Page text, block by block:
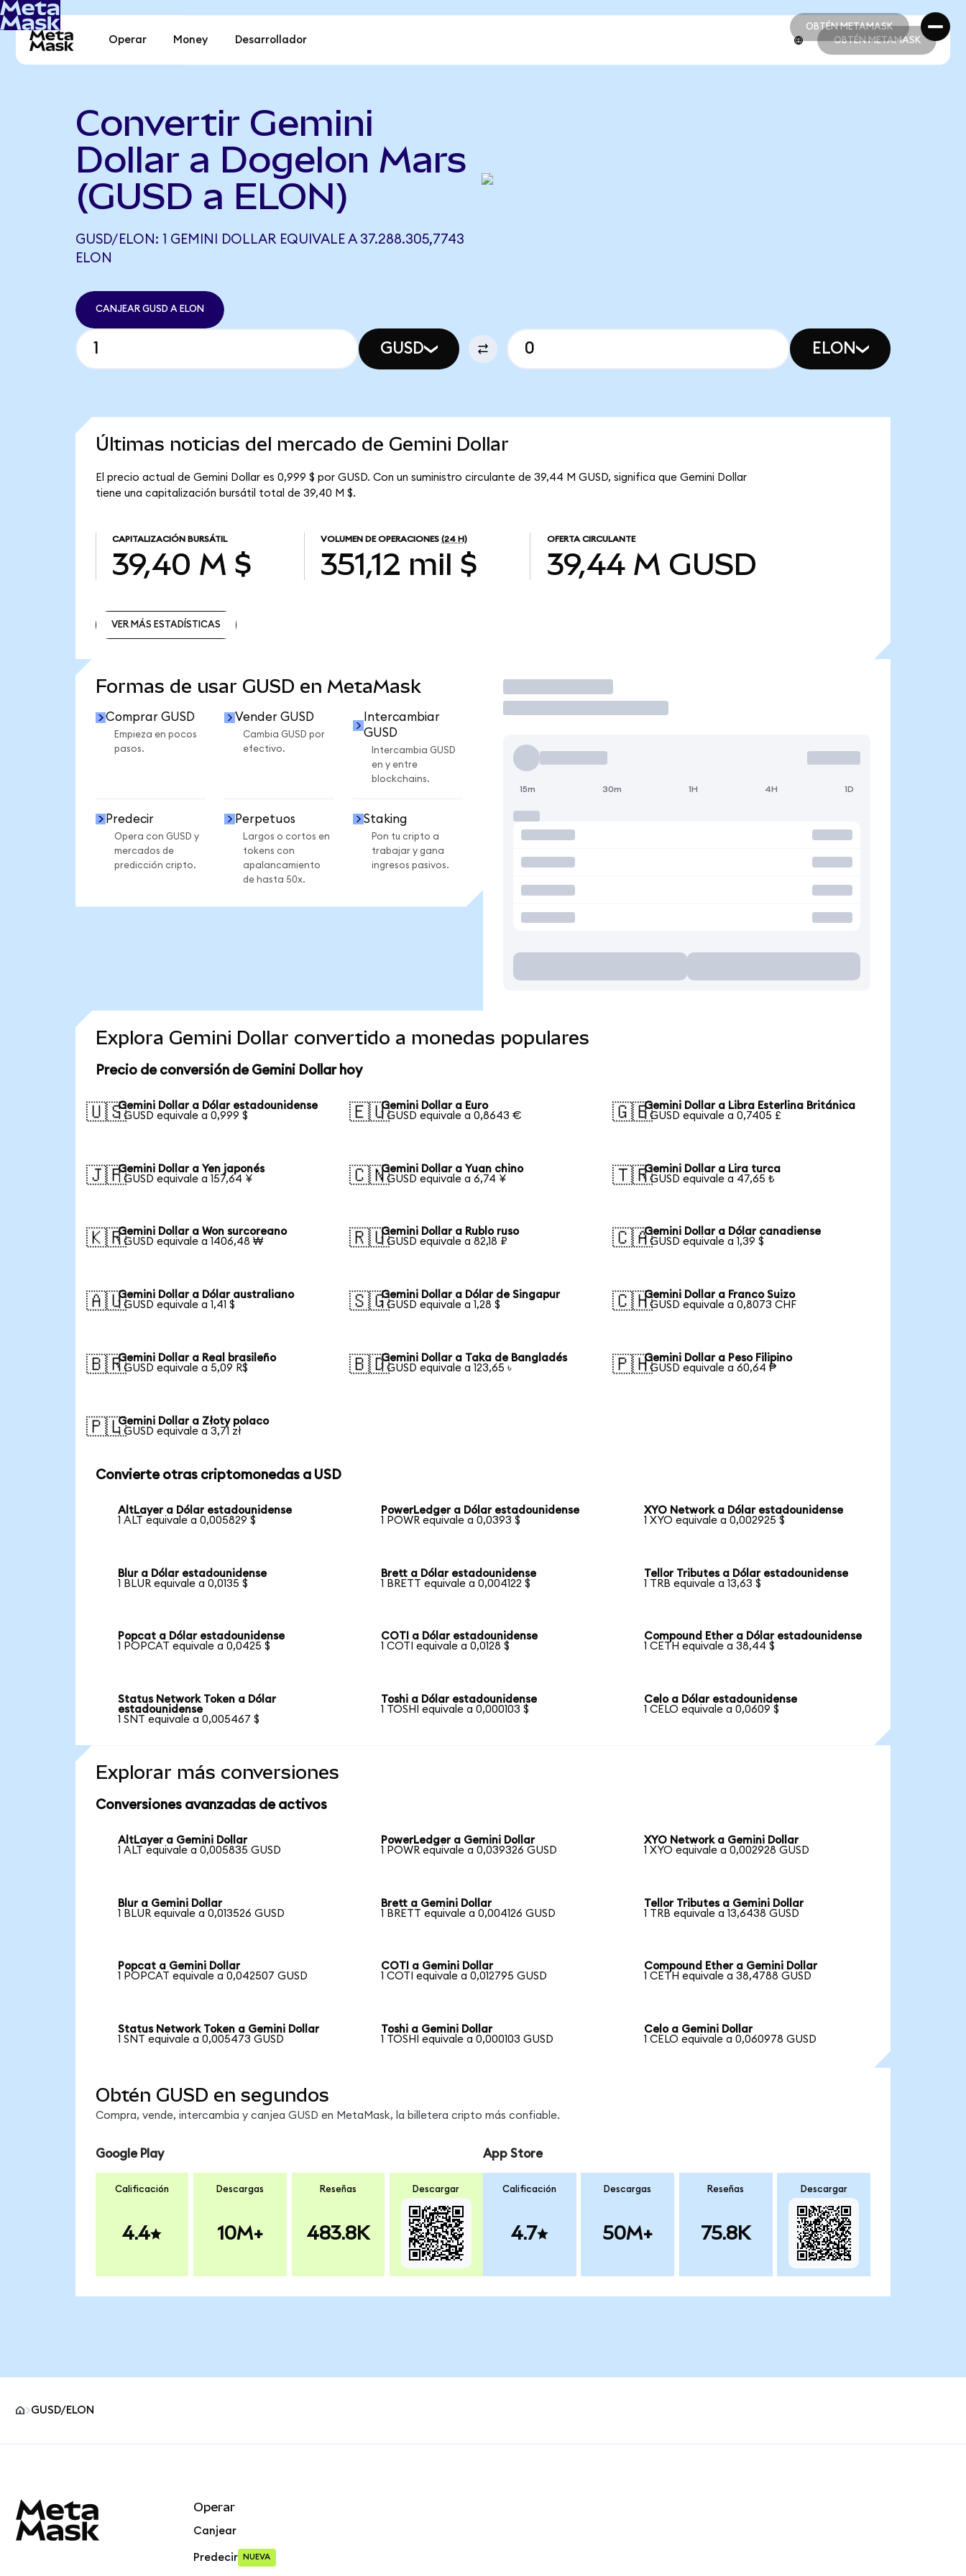
OBTÉN METAMASK
OBTÉN METAMASK
Operar Money Desarrollador OBTÉN METAMASK
Convertir Gemini
Dollar a Dogelon Mars
(GUSD a ELON)
GUSD/ELON: 1 GEMINI DOLLAR EQUIVALE A 37.288.305,7743
ELON
CANJEAR GUSD A ELON
GUSD ELON
Últimas noticias del mercado de Gemini Dollar
El precio actual de Gemini Dollar es 0,999 $ por GUSD. Con un suministro circulante de 39,44 M GUSD, significa que Gemini Dollar
tiene una capitalización bursátil total de 39,40 M $.
CAPITALIZACIÓN BURSÁTIL
39,40 M $
VOLUMEN DE OPERACIONES (24 H)
351,12 mil $
OFERTA CIRCULANTE
39,44 M GUSD
VER MÁS ESTADÍSTICAS
Formas de usar GUSD en MetaMask
Comprar GUSD
Empieza en pocos
pasos.
Vender GUSD
Cambia GUSD por
efectivo.
Intercambiar
GUSD
Intercambia GUSD
en y entre
blockchains.
Predecir
Opera con GUSD y
mercados de
predicción cripto.
Perpetuos
Largos o cortos en
tokens con
apalancamiento
de hasta 50x.
Staking
Pon tu cripto a
trabajar y gana
ingresos pasivos.
Operar
15m 30m 1H 4H 1D
Explora Gemini Dollar convertido a monedas populares
Precio de conversión de Gemini Dollar hoy
🇺🇸Gemini Dollar a Dólar estadounidense
1 GUSD equivale a 0,999 $
🇪🇺Gemini Dollar a Euro
1 GUSD equivale a 0,8643 €
🇬🇧Gemini Dollar a Libra Esterlina Británica
1 GUSD equivale a 0,7405 £
🇯🇵Gemini Dollar a Yen japonés
1 GUSD equivale a 157,64 ¥
🇨🇳Gemini Dollar a Yuan chino
1 GUSD equivale a 6,74 ¥
🇹🇷Gemini Dollar a Lira turca
1 GUSD equivale a 47,65 ₺
🇰🇷Gemini Dollar a Won surcoreano
1 GUSD equivale a 1406,48 ₩
🇷🇺Gemini Dollar a Rublo ruso
1 GUSD equivale a 82,18 ₽
🇨🇦Gemini Dollar a Dólar canadiense
1 GUSD equivale a 1,39 $
🇦🇺Gemini Dollar a Dólar australiano
1 GUSD equivale a 1,41 $
🇸🇬Gemini Dollar a Dólar de Singapur
1 GUSD equivale a 1,28 $
🇨🇭Gemini Dollar a Franco Suizo
1 GUSD equivale a 0,8073 CHF
🇧🇷Gemini Dollar a Real brasileño
1 GUSD equivale a 5,09 R$
🇧🇩Gemini Dollar a Taka de Bangladés
1 GUSD equivale a 123,65 ৳
🇵🇭Gemini Dollar a Peso Filipino
1 GUSD equivale a 60,64 ₱
🇵🇱Gemini Dollar a Złoty polaco
1 GUSD equivale a 3,71 zł
Convierte otras criptomonedas a USD
AltLayer a Dólar estadounidense
1 ALT equivale a 0,005829 $
PowerLedger a Dólar estadounidense
1 POWR equivale a 0,0393 $
XYO Network a Dólar estadounidense
1 XYO equivale a 0,002925 $
Blur a Dólar estadounidense
1 BLUR equivale a 0,0135 $
Brett a Dólar estadounidense
1 BRETT equivale a 0,004122 $
Tellor Tributes a Dólar estadounidense
1 TRB equivale a 13,63 $
Popcat a Dólar estadounidense
1 POPCAT equivale a 0,0425 $
COTI a Dólar estadounidense
1 COTI equivale a 0,0128 $
Compound Ether a Dólar estadounidense
1 CETH equivale a 38,44 $
Status Network Token a Dólar
estadounidense
1 SNT equivale a 0,005467 $
Toshi a Dólar estadounidense
1 TOSHI equivale a 0,000103 $
Celo a Dólar estadounidense
1 CELO equivale a 0,0609 $
Explorar más conversiones
Conversiones avanzadas de activos
AltLayer a Gemini Dollar
1 ALT equivale a 0,005835 GUSD
PowerLedger a Gemini Dollar
1 POWR equivale a 0,039326 GUSD
XYO Network a Gemini Dollar
1 XYO equivale a 0,002928 GUSD
Blur a Gemini Dollar
1 BLUR equivale a 0,013526 GUSD
Brett a Gemini Dollar
1 BRETT equivale a 0,004126 GUSD
Tellor Tributes a Gemini Dollar
1 TRB equivale a 13,6438 GUSD
Popcat a Gemini Dollar
1 POPCAT equivale a 0,042507 GUSD
COTI a Gemini Dollar
1 COTI equivale a 0,012795 GUSD
Compound Ether a Gemini Dollar
1 CETH equivale a 38,4788 GUSD
Status Network Token a Gemini Dollar
1 SNT equivale a 0,005473 GUSD
Toshi a Gemini Dollar
1 TOSHI equivale a 0,000103 GUSD
Celo a Gemini Dollar
1 CELO equivale a 0,060978 GUSD
Obtén GUSD en segundos
Compra, vende, intercambia y canjea GUSD en MetaMask, la billetera cripto más confiable.
Google Play
Calificación
4.4
Descargas
10M+
Reseñas
483.8K
Descargar
App Store
Calificación
4.7
Descargas
50M+
Reseñas
75.8K
Descargar
GUSD/ELON
Operar
Canjear
Predecir NUEVA